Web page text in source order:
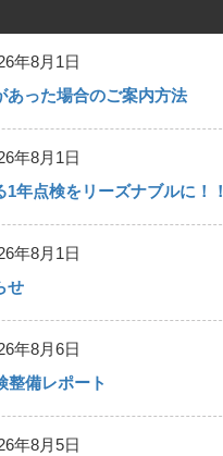
年8月1日
あった場合のご案内方法
年8月1日
年点検をリーズナブルに！！
年8月1日
せ
年8月6日
備レポート
年8月5日